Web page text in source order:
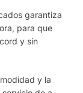
garantiza
para que
y sin
y la